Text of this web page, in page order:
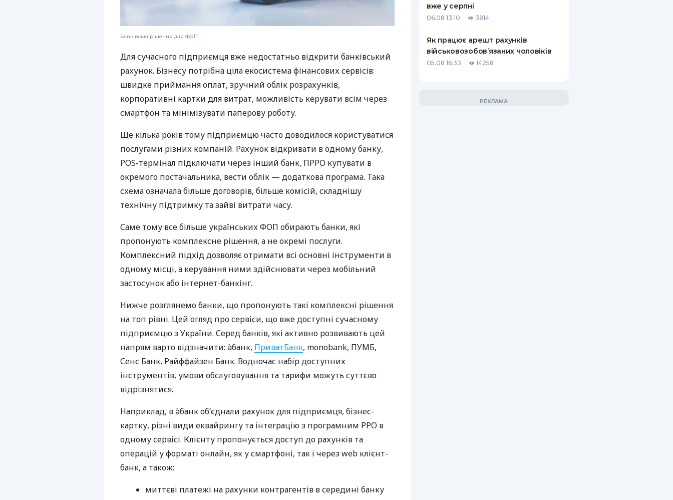
Банківські рішення для ФОП
Для сучасного підприємця вже недостатньо відкрити банківський
рахунок. Бізнесу потрібна ціла екосистема фінансових сервісів:
швидке приймання оплат, зручний облік розрахунків,
корпоративні картки для витрат, можливість керувати всім через
смартфон та мінімізувати паперову роботу.
Ще кілька років тому підприємцю часто доводилося користуватися
послугами різних компаній. Рахунок відкривати в одному банку,
POS-термінал підключати через інший банк, ПРРО купувати в
окремого постачальника, вести облік — додаткова програма. Така
схема означала більше договорів, більше комісій, складнішу
технічну підтримку та зайві витрати часу.
Саме тому все більше українських ФОП обирають банки, які
пропонують комплексне рішення, а не окремі послуги.
Комплексний підхід дозволяє отримати всі основні інструменти в
одному місці, а керування ними здійснювати через мобільний
застосунок або інтернет-банкінг.
Нижче розглянемо банки, що пропонують такі комплексні рішення
на топ рівні. Цей огляд про сервіси, що вже доступні сучасному
підприємцю з України. Серед банків, які активно розвивають цей
напрям варто відзначити: àбанк, ПриватБанк, monobank, ПУМБ,
Сенс Банк, Райффайзен Банк. Водночас набір доступних
інструментів, умови обслуговування та тарифи можуть суттєво
відрізнятися.
Наприклад, в àбанк об’єднали рахунок для підприємця, бізнес-
картку, різні види еквайрингу та інтеграцію з програмним РРО в
одному сервісі. Клієнту пропонується доступ до рахунків та
операцій у форматі онлайн, як у смартфоні, так і через web клієнт-
банк, а також:
миттєві платежі на рахунки контрагентів в середині банку
вже у серпні
06.08 13:10 3814
Як працює арешт рахунків
військовозобов’язаних чоловіків
05.08 16:33 14258